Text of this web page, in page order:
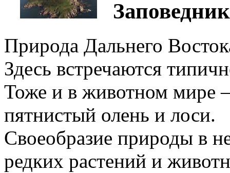
Природа Дальнего
Здесь встречаются
Тоже и в животном мире
пятнистый олень и лоси.
Своеобразие природы в
редких растений и